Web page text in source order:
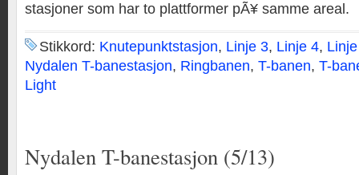
stasjoner som har to plattformer pÃ¥ samme areal.
Stikkord: Knutepunktstasjon, Linje 3, Linje 4,
Nydalen T-banestasjon, Ringbanen, T-banen, T-
Light
Nydalen T-banestasjon (5/13)